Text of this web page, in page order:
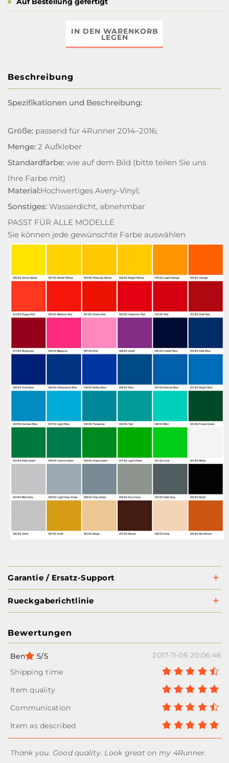
IN DEN WARENKORB
LEGEN
Beschreibung
Spezifikationen und Beschreibung:
Größe: passend für 4Runner 2014–2016;
Menge: 2 Aufkleber
Standardfarbe: wie auf dem Bild (bitte teilen Sie uns
Ihre Farbe mit)
Material:Hochwertiges Avery-Vinyl;
Sonstiges: Wasserdicht, abnehmbar
PASST FÜR ALLE MODELLE
Sie können jede gewünschte Farbe auswählen
Garantie / Ersatz-Support
Rueckgaberichtlinie
Bewertungen
Ben 5/5 2017-11-06 20:06:46
Thank you. Good quality. Look great on my 4Runner.